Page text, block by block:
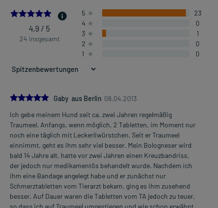
4.916666666666667
4,9 / 5
24 insgesamt
5
23
4
0
3
1
2
0
1
0
5.0
Gaby aus Berlin 08.04.2013
Ich gebe meinem Hund seit ca. zwei Jahren regelmäßig
Traumeel. Anfangs, wenn möglich, 2 Tabletten, im Moment nur
noch eine täglich mit Leckerliwürstchen. Seit er Traumeel
einnimmt, geht es ihm sehr viel besser. Mein Bologneser wird
bald 14 Jahre alt, hatte vor zwei Jahren einen Kreuzbandriss,
der jedoch nur medikamentös behandelt wurde. Nachdem ich
ihm eine Bandage angelegt habe und er zunächst nur
Schmerztabletten vom Tierarzt bekam, ging es ihm zusehend
besser. Auf Dauer waren die Tabletten vom TA jedoch zu teuer,
so dass ich auf Traumeel umgestiegen und wie schon erwähnt,